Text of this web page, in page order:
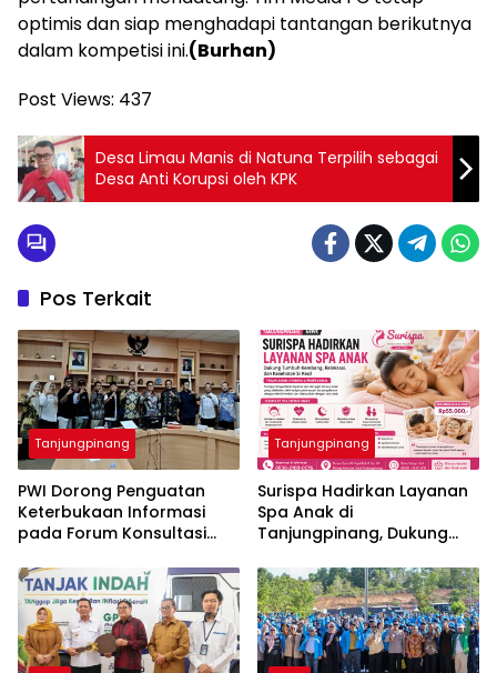
optimis dan siap menghadapi tantangan berikutnya
dalam kompetisi ini.(Burhan)
Post Views: 437
Desa Limau Manis di Natuna Terpilih sebagai
Desa Anti Korupsi oleh KPK
Pos Terkait
Tanjungpinang
PWI Dorong Penguatan
Keterbukaan Informasi
pada Forum Konsultasi
Tanjungpinang
Surispa Hadirkan Layanan
Spa Anak di
Tanjungpinang, Dukung
Relaksasi Si Kecil